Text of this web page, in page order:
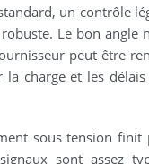
un contrôle
Le bon angle
peut être
charge et les délais
sous tension finit
sont assez